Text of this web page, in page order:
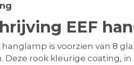
EEF
is voorzien van 8
Deze rook kleurige coating,